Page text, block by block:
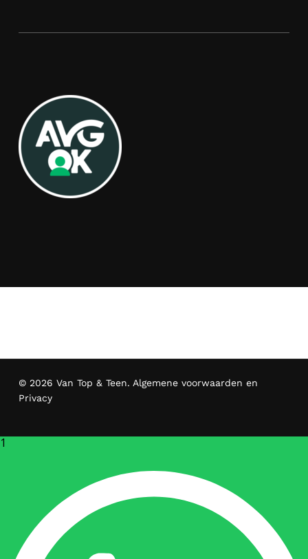
© 2026 Van Top & Teen. Algemene voorwaarden en
Privacy
1